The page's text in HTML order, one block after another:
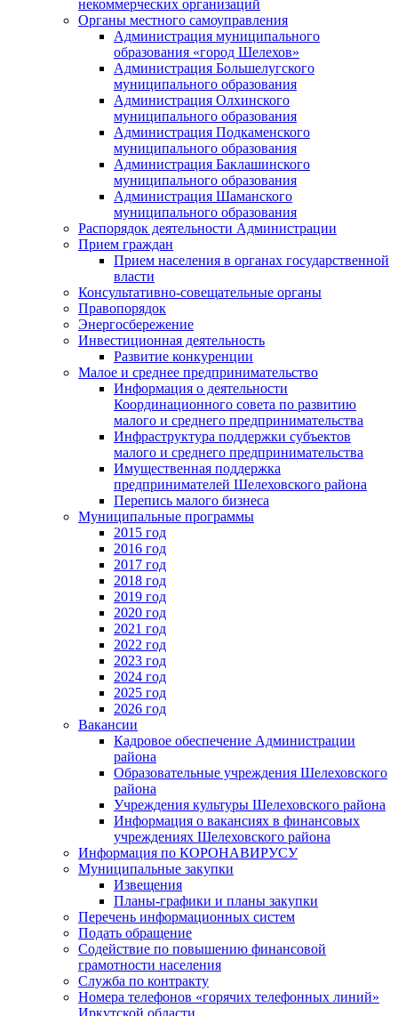
некоммерческих организаций
Органы местного самоуправления
Администрация муниципального
образования «город Шелехов»
Администрация Большелугского
муниципального образования
Администрация Олхинского
муниципального образования
Администрация Подкаменского
муниципального образования
Администрация Баклашинского
муниципального образования
Администрация Шаманского
муниципального образования
Распорядок деятельности Администрации
Прием граждан
Прием населения в органах государственной
власти
Консультативно-совещательные органы
Правопорядок
Энергосбережение
Инвестиционная деятельность
Развитие конкуренции
Малое и среднее предпринимательство
Информация о деятельности
Координационного совета по развитию
малого и среднего предпринимательства
Инфраструктура поддержки субъектов
малого и среднего предпринимательства
Имущественная поддержка
предпринимателей Шелеховского района
Перепись малого бизнеса
Муниципальные программы
2015 год
2016 год
2017 год
2018 год
2019 год
2020 год
2021 год
2022 год
2023 год
2024 год
2025 год
2026 год
Вакансии
Кадровое обеспечение Администрации
района
Образовательные учреждения Шелеховского
района
Учреждения культуры Шелеховского района
Информация о вакансиях в финансовых
учреждениях Шелеховского района
Информация по КОРОНАВИРУСУ
Муниципальные закупки
Извещения
Планы-графики и планы закупки
Перечень информационных систем
Подать обращение
Содействие по повышению финансовой
грамотности населения
Служба по контракту
Номера телефонов «горячих телефонных линий»
Иркутской области